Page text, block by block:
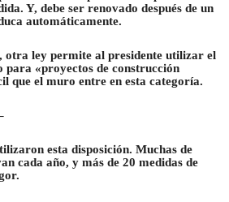
Y, debe ser renovado después de un
automáticamente.
otra ley permite al presidente utilizar el
para «proyectos de construcción
que el muro entre en esta categoría.
esta disposición. Muchas de
cada año, y más de 20 medidas de